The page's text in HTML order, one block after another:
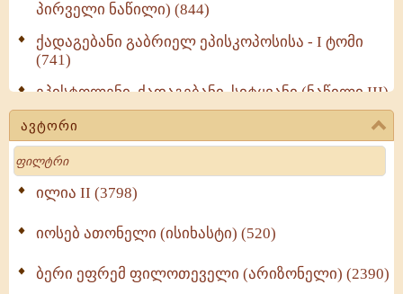
პირველი ნაწილი) (844)
ქადაგებანი გაბრიელ ეპისკოპოსისა - I ტომი
(741)
ეპისტოლენი, ქადაგებანი, სიტყვანი (ნაწილი III)
(723)
მოძღვრის ძალზე სასარგებლო რჩევები
მრევლისათვის (545)
Wisdomge (514)
ქადაგებანი გაბრიელ ეპისკოპოსისა - II ტომი
სულიერი ცხოვრების სახელმძღვანელო -
ავტორი
Search
ილია II (3798)
იოსებ ათონელი (ისიხასტი) (520)
ბერი ეფრემ ფილოთეველი (არიზონელი) (2390)